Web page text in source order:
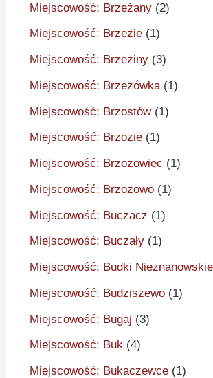
Miejscowość: Brzeżany (2)
Miejscowość: Brzezie (1)
Miejscowość: Brzeziny (3)
Miejscowość: Brzezówka(1)
Miejscowość: Brzostów(1)
Miejscowość: Brzozie (1)
Miejscowość: Brzozowiec (1)
Miejscowość: Brzozowo (1)
Miejscowość: Buczacz (1)
Miejscowość: Buczały (1)
Miejscowość: Budki Nieznanowskie
Miejscowość: Budziszewo (1)
Miejscowość: Bugaj (3)
Miejscowość: Buk (4)
Miejscowość: Bukaczewce (1)